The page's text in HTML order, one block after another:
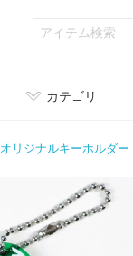
カテゴリ
オリジナルキーホルダー